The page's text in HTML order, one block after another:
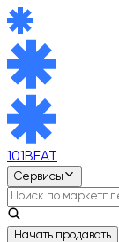
101BEAT
Сервисы
Начать продавать